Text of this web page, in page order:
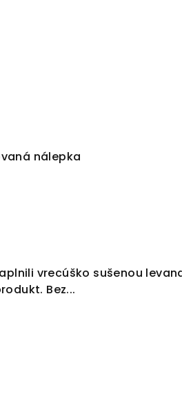
nálepka
vrecúško sušenou
Bez...